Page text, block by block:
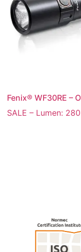
Fenix® WF30RE –
SALE – Lumen: